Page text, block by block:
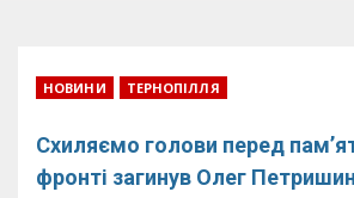
НОВИНИ ТЕРНОПІЛЛЯ
Схиляємо голови перед
фронті загинув Олег Петришин